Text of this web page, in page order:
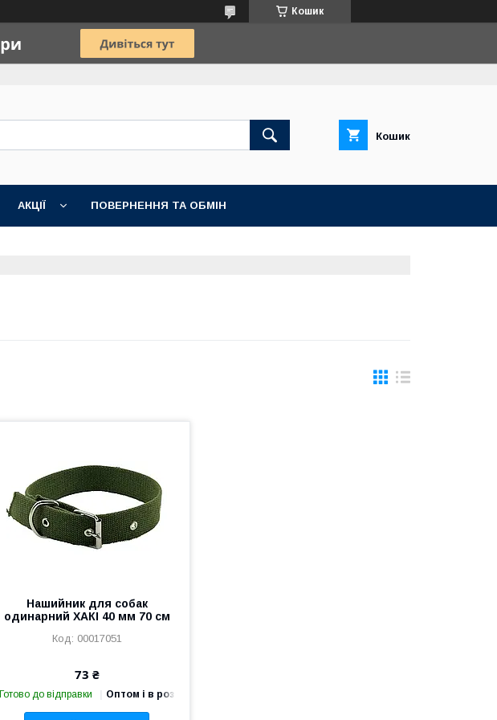
Кошик
Кошик
АКЦІЇ ПОВЕРНЕННЯ ТА ОБМІН
Нашийник для собак
одинарний ХАКІ 40 мм 70 см
00017051
73 ₴
Готово до відправки Оптом і в роздріб